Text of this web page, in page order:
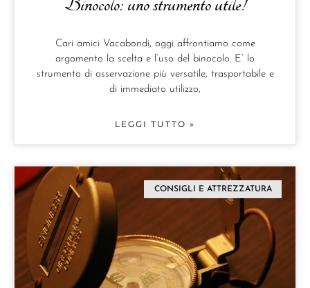
Cari amici Vacabondi, oggi affrontiamo come
argomento la scelta e l’uso del binocolo. E’ lo
strumento di osservazione più versatile, trasportabile e
di immediato utilizzo,
LEGGI TUTTO »
CONSIGLI E ATTREZZATURA